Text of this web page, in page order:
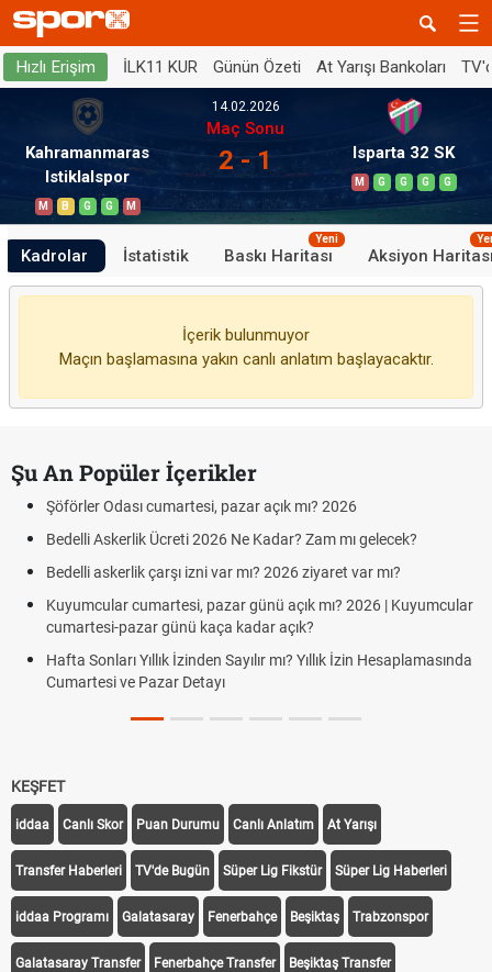
Hızlı Erişim İLK11 KUR Günün Özeti At Yarışı Bankoları
Kahramanmaras
Istiklalspor
M B G G M
14.02.2026
Maç Sonu
2 - 1 Isparta 32 SK
M G G G G
Kadrolar İstatistik Baskı Haritası
Yeni
Aksiyon
İçerik bulunmuyor
Maçın başlamasına yakın canlı anlatım başlayacaktır.
Şu An Popüler İçerikler
Şöförler Odası cumartesi, pazar açık mı? 2026
Bedelli Askerlik Ücreti 2026 Ne Kadar? Zam mı gelecek?
Bedelli askerlik çarşı izni var mı? 2026 ziyaret var mı?
Kuyumcular cumartesi, pazar günü açık mı? 2026 | Kuyumcular
cumartesi-pazar günü kaça kadar açık?
Hafta Sonları Yıllık İzinden Sayılır mı? Yıllık İzin Hesaplamasında
Cumartesi ve Pazar Detayı
KEŞFET
iddaa Canlı Skor Puan Durumu Canlı Anlatım At Yarışı
Transfer Haberleri TV'de Bugün Süper Lig Fikstür Süper Lig Haberleri
iddaa Programı Galatasaray Fenerbahçe Beşiktaş Trabzonspor
Galatasaray Transfer Fenerbahçe Transfer Beşiktaş Transfer